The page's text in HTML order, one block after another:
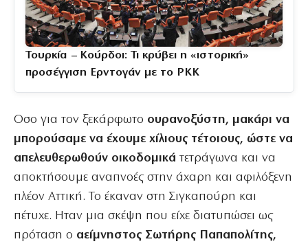
Τουρκία – Κούρδοι: Τι κρύβει η «ιστορική»
προσέγγιση Ερντογάν με το PKK
Οσο για τον ξεκάρφωτο ουρανοξύστη, μακάρι να
μπορούσαμε να έχουμε χίλιους τέτοιους, ώστε να
απελευθερωθούν οικοδομικά τετράγωνα και να
αποκτήσουμε αναπνοές στην άχαρη και αφιλόξενη
πλέον Αττική. Το έκαναν στη Σιγκαπούρη και
πέτυχε. Ηταν μια σκέψη που είχε διατυπώσει ως
πρόταση ο αείμνηστος Σωτήρης Παπαπολίτης,